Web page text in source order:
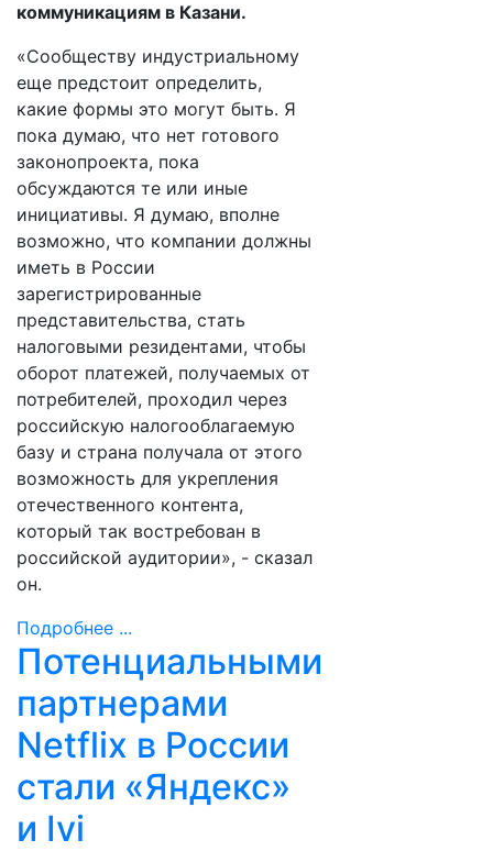
коммуникациям в Казани.
«Сообществу индустриальному
еще предстоит определить,
какие формы это могут быть. Я
пока думаю, что нет готового
законопроекта, пока
обсуждаются те или иные
инициативы. Я думаю, вполне
возможно, что компании должны
иметь в России
зарегистрированные
представительства, стать
налоговыми резидентами, чтобы
оборот платежей, получаемых от
потребителей, проходил через
российскую налогооблагаемую
базу и страна получала от этого
возможность для укрепления
отечественного контента,
который так востребован в
российской аудитории», - сказал
он.
Подробнее ...
Потенциальными
партнерами
Netflix в России
стали «Яндекс»
и Ivi